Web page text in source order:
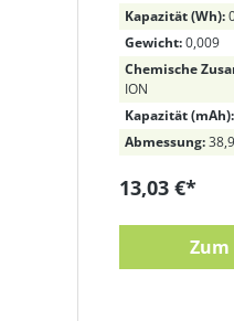
Kapazität (Wh):
Gewicht:0,009
Chemische
ION
Kapazität (mAh):
Abmessung:
13,03 €*